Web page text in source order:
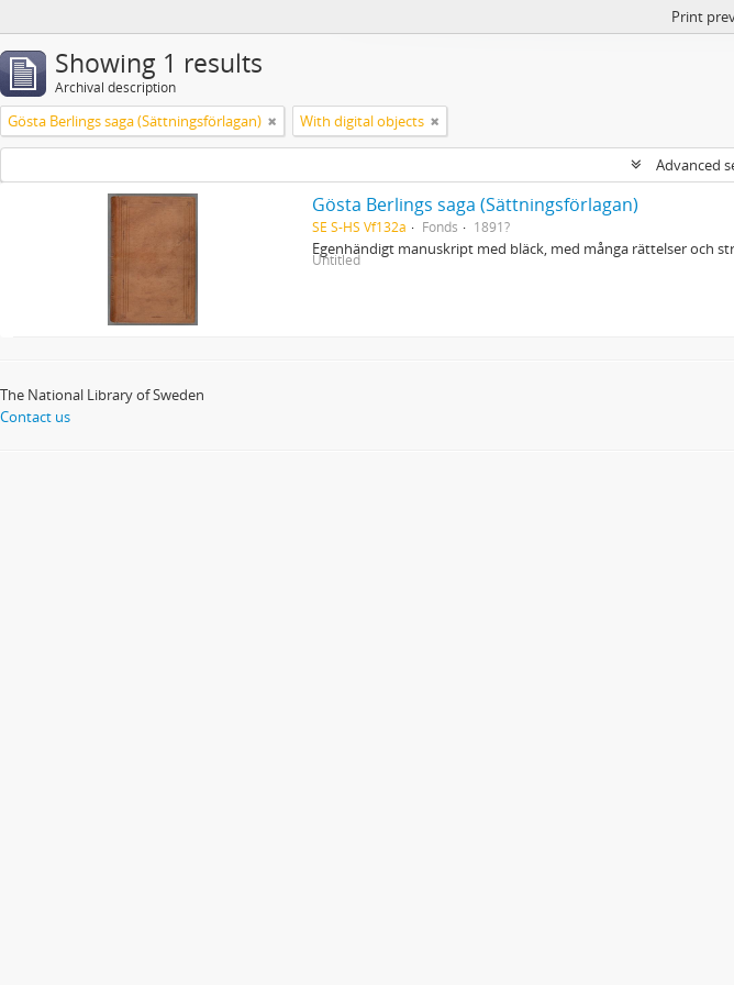
Print
Showing 1 results
Archival description
Gösta Berlings saga (Sättningsförlagan) With digital objects
Advanced
Gösta Berlings saga (Sättningsförlagan)
SE S-HS Vf132a Fonds 1891?
Egenhändigt manuskript med bläck, med många rättelser och
Untitled
The National Library of Sweden
Contact us